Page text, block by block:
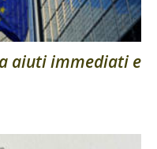
aiuti immediati e